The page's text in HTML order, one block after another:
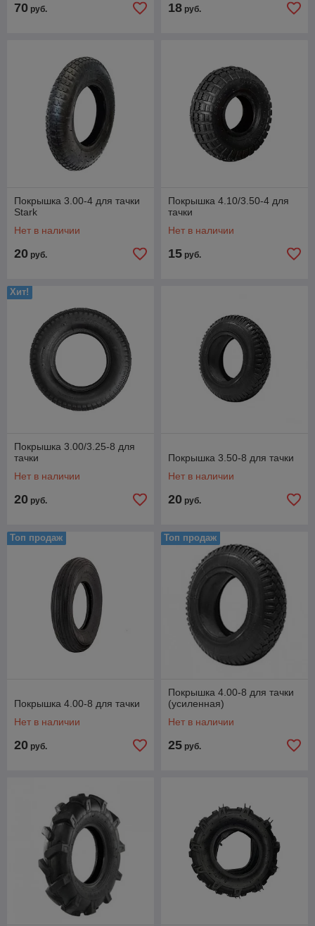
70 руб. 18 руб.
Покрышка 3.00-4 для тачки
Stark
Нет в наличии
20 руб.
Покрышка 4.10/3.50-4 для
тачки
Нет в наличии
15 руб.
Хит!
Покрышка 3.00/3.25-8 для
тачки
Нет в наличии
20 руб.
Покрышка 3.50-8 для тачки
Нет в наличии
20 руб.
Топ продаж
Покрышка 4.00-8 для тачки
Нет в наличии
20 руб.
Топ продаж
Покрышка 4.00-8 для тачки
(усиленная)
Нет в наличии
25 руб.